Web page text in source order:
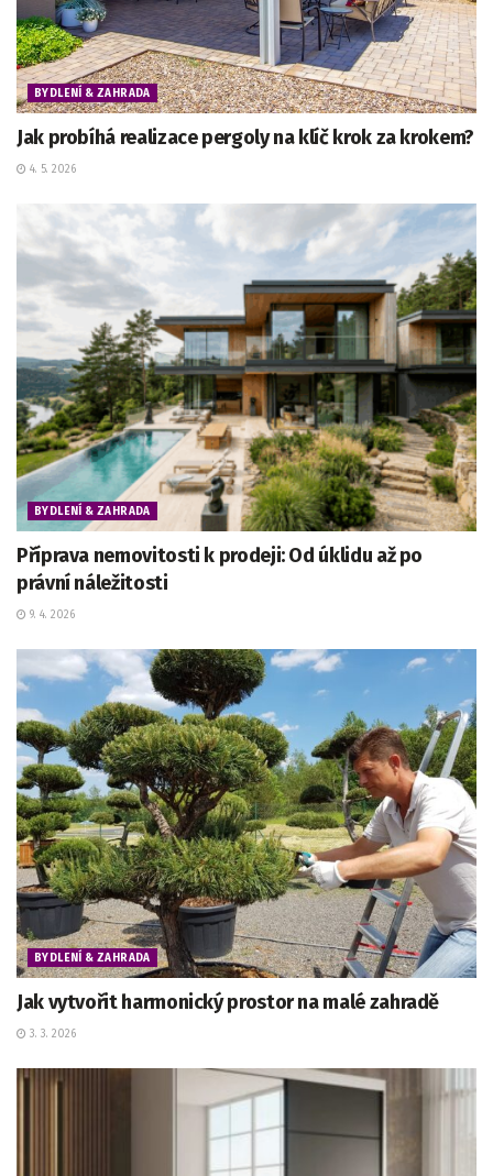
BYDLENÍ & ZAHRADA
Jak probíhá realizace pergoly na klíč krok za krokem?
4. 5. 2026
BYDLENÍ & ZAHRADA
Příprava nemovitosti k prodeji: Od úklidu až po
právní náležitosti
9. 4. 2026
BYDLENÍ & ZAHRADA
Jak vytvořit harmonický prostor na malé zahradě
3. 3. 2026